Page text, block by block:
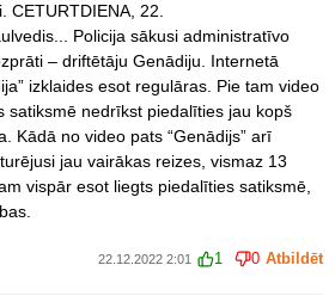
CETURTDIENA, 22.
Policija sākusi administratīvo
– driftētāju Genādiju. Internetā
izklaides esot regulāras. Pie tam video
satiksmē nedrīkst piedalīties jau kopš
Kādā no video pats “Genādijs” arī
jau vairākas reizes, vismaz 13
vispār esot liegts piedalīties satiksmē,
22.12.2022 2:01 1 0 Atbildēt